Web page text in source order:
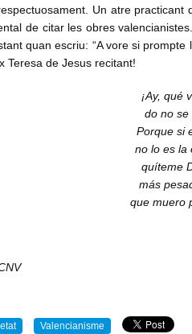
Un atre
de citar les obres
quan escriu: “A vore si
Teresa de Jesus recitant!
¡Ay, qué
do no se
Porque si
no lo es la
quíteme
más
que muero
Valencianisme